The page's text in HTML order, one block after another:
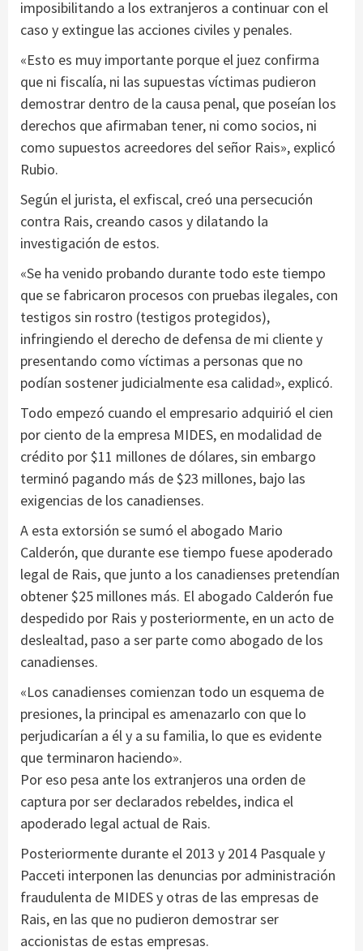
imposibilitando a los extranjeros a continuar con el
caso y extingue las acciones civiles y penales.
«Esto es muy importante porque el juez confirma
que ni fiscalía, ni las supuestas víctimas pudieron
demostrar dentro de la causa penal, que poseían los
derechos que afirmaban tener, ni como socios, ni
como supuestos acreedores del señor Rais», explicó
Rubio.
Según el jurista, el exfiscal, creó una persecución
contra Rais, creando casos y dilatando la
investigación de estos.
«Se ha venido probando durante todo este tiempo
que se fabricaron procesos con pruebas ilegales, con
testigos sin rostro (testigos protegidos),
infringiendo el derecho de defensa de mi cliente y
presentando como víctimas a personas que no
podían sostener judicialmente esa calidad», explicó.
Todo empezó cuando el empresario adquirió el cien
por ciento de la empresa MIDES, en modalidad de
crédito por $11 millones de dólares, sin embargo
terminó pagando más de $23 millones, bajo las
exigencias de los canadienses.
A esta extorsión se sumó el abogado Mario
Calderón, que durante ese tiempo fuese apoderado
legal de Rais, que junto a los canadienses pretendían
obtener $25 millones más. El abogado Calderón fue
despedido por Rais y posteriormente, en un acto de
deslealtad, paso a ser parte como abogado de los
canadienses.
«Los canadienses comienzan todo un esquema de
presiones, la principal es amenazarlo con que lo
perjudicarían a él y a su familia, lo que es evidente
que terminaron haciendo».
Por eso pesa ante los extranjeros una orden de
captura por ser declarados rebeldes, indica el
apoderado legal actual de Rais.
Posteriormente durante el 2013 y 2014 Pasquale y
Pacceti interponen las denuncias por administración
fraudulenta de MIDES y otras de las empresas de
Rais, en las que no pudieron demostrar ser
accionistas de estas empresas.